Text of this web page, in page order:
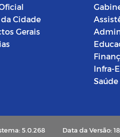
Cidade
Gerais
Infra-
Saúde
5.0.268 Data da Versão: